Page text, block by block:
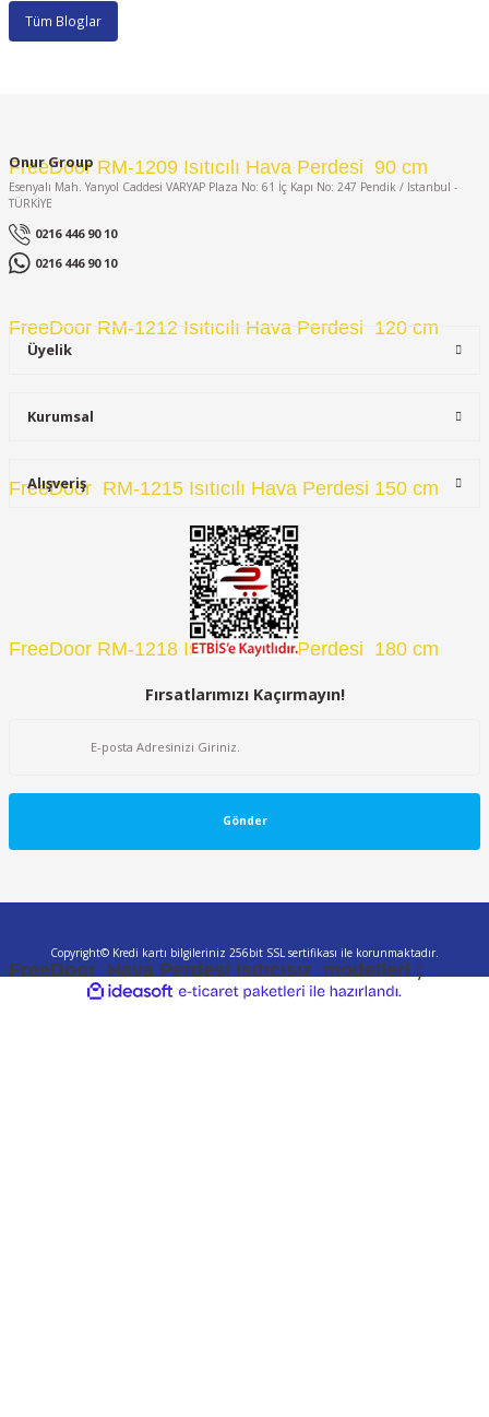
FreeDoor RM-1209 Isıtıcılı Hava Perdesi  90 cm
FreeDoor RM-1212 Isıtıcılı Hava Perdesi  120 cm
FreeDoor  RM-1215 Isıtıcılı Hava Perdesi 150 cm
FreeDoor RM-1218 Isıtıcılı Hava Perdesi  180 cm
FreeDoor  Hava Perdesi Isıtıcısız  modelleri ;
Tüm Bloglar
Onur Group
Esenyalı Mah. Yanyol Caddesi VARYAP Plaza No: 61 İç Kapı No: 247 Pendik / Istanbul -
TÜRKİYE
0216 446 90 10
0216 446 90 10
Üyelik
Kurumsal
Alışveriş
Fırsatlarımızı Kaçırmayın!
Gönder
Copyright© Kredi kartı bilgileriniz 256bit SSL sertifikası ile korunmaktadır.
ideasoft
e-